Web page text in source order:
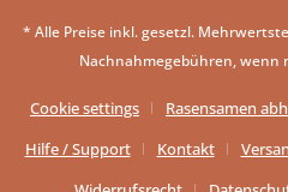
* Alle Preise inkl. gesetzl.
Nachnahmegebühren, wenn
Cookie settings
Rasensamen
Hilfe / Support
Kontakt